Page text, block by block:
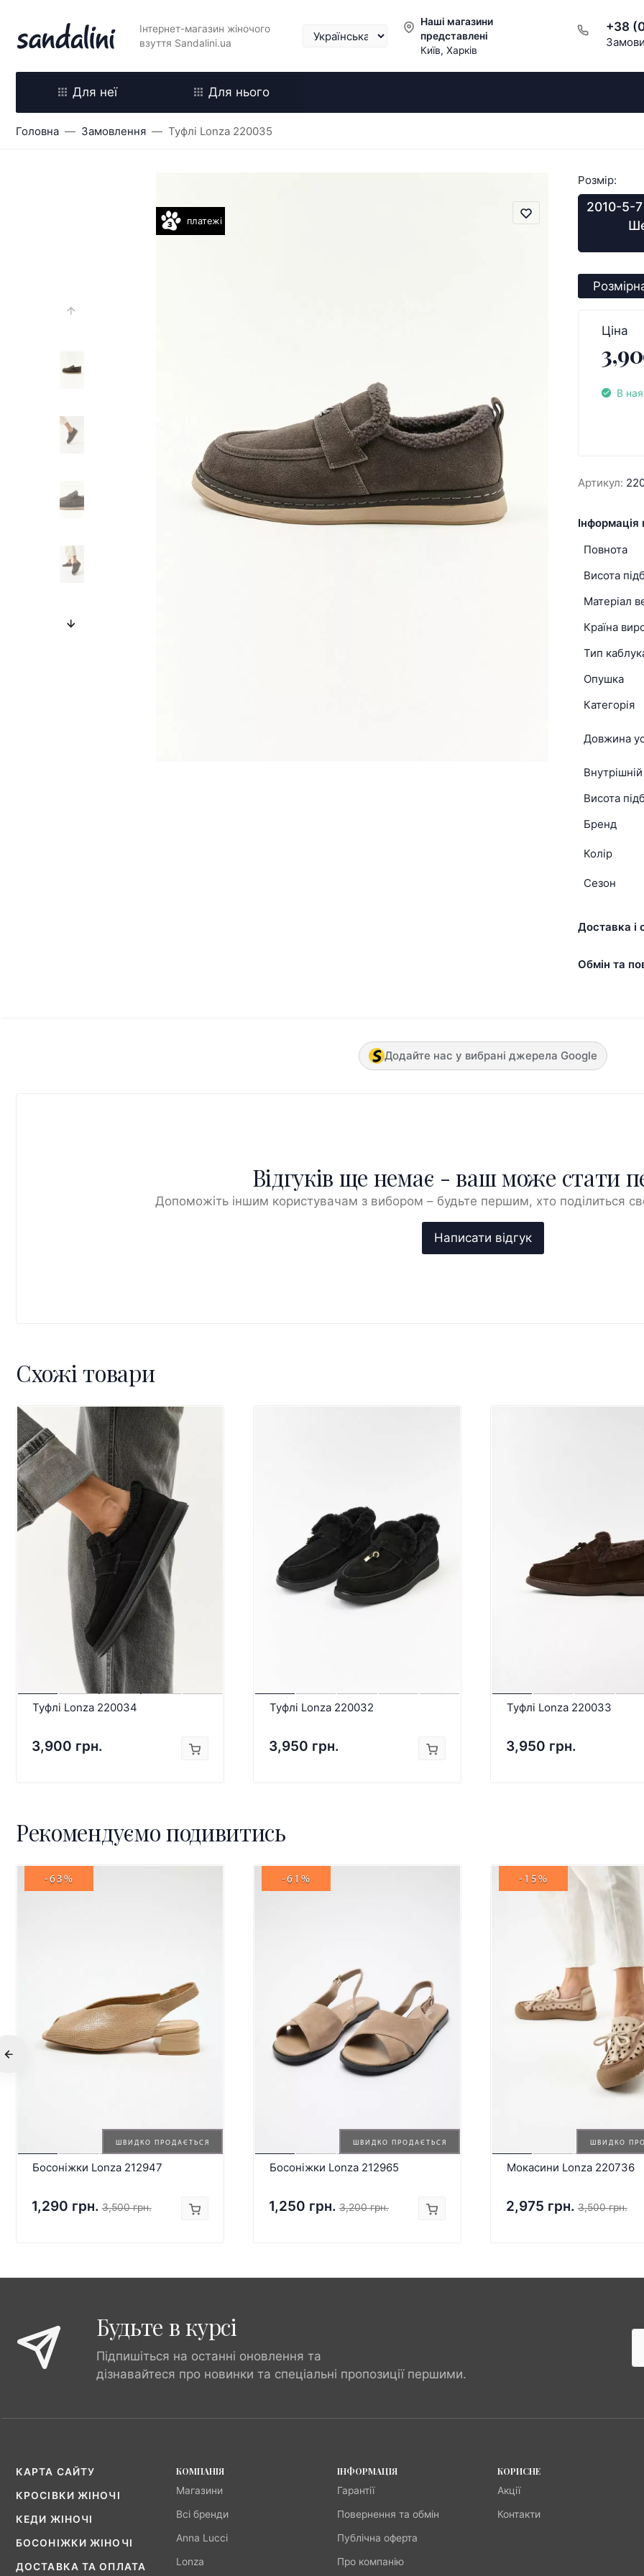
Інтернет-магазин жіночого
взуття Sandalini.ua
Наші магазини
представлені
Київ, Харків
+38
Для неї Для нього
Головна Замовлення Туфлі Lonza 220035
платежі
Розмір:
2010-5-
Ціна
В
Артикул:
Інформація
Повнота
Висота
Матеріал
Країна
Тип
Опушка
Категорія
Довжина
Висота
Бренд
Колір
Сезон
Доставка і
Обмін та
Додайте нас у вибрані джерела Google
Відгуків ще немає - ваш може стати
Допоможіть іншим користувачам з вибором – будьте першим, хто поділиться
Схожі товари
Туфлі Lonza 220034
3,900 грн.
Туфлі Lonza 220032
3,950 грн.
Туфлі Lonza 220033
3,950 грн.
Рекомендуємо подивитись
ШВИДКО ПРОДАЄТЬСЯ
-63%
Босоніжки Lonza 212947
1,290 грн. 3,500 грн.
ШВИДКО ПРОДАЄТЬСЯ
-61%
Босоніжки Lonza 212965
1,250 грн. 3,200 грн.
ШВИДКО
-15%
Мокасини Lonza 220736
2,975 грн. 3,500 грн.
Будьте в курсі
Підпишіться на останні оновлення та
дізнавайтеся про новинки та спеціальні пропозиції першими.
КАРТА САЙТУ
КРОСІВКИ ЖІНОЧІ
КЕДИ ЖІНОЧІ
БОСОНІЖКИ ЖІНОЧІ
ДОСТАВКА ТА ОПЛАТА
КОМПАНІЯ
Магазини
Всі бренди
Anna Lucci
Lonza
ІНФОРМАЦІЯ
Гарантії
Повернення та обмін
Публічна оферта
Про компанію
КОРИСНЕ
Акції
Контакти